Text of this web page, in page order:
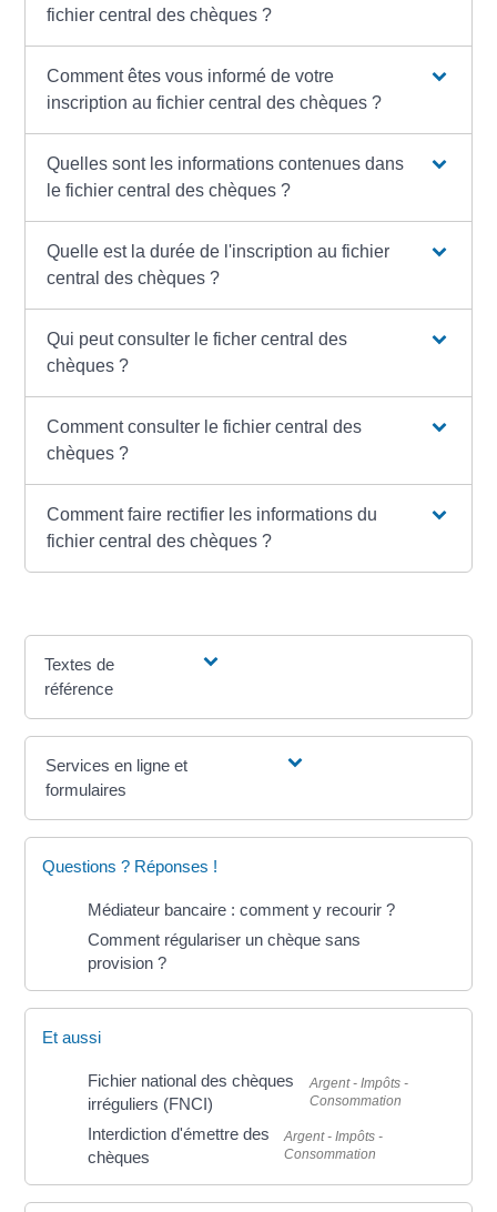
fichier central des chèques ?
Comment êtes vous informé de votre
inscription au fichier central des chèques ?
Quelles sont les informations contenues dans
le fichier central des chèques ?
Quelle est la durée de l'inscription au fichier
central des chèques ?
Qui peut consulter le ficher central des
chèques ?
Comment consulter le fichier central des
chèques ?
Comment faire rectifier les informations du
fichier central des chèques ?
Textes de
référence
Services en ligne et
formulaires
Questions ? Réponses !
Médiateur bancaire : comment y recourir ?
Comment régulariser un chèque sans
provision ?
Et aussi
Fichier national des chèques
irréguliers (FNCI)
Argent - Impôts -
Consommation
Interdiction d'émettre des
chèques
Argent - Impôts -
Consommation